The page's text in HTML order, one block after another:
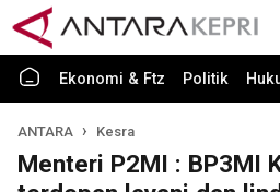
Ekonomi & Ftz Politik
ANTARA Kesra
Menteri P2MI : BP3MI